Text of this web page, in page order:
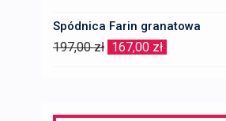
Spódnica Farin granatowa
197,00zł Pierwotna
197,00 zł.
167,00 zł
167,00 zł.